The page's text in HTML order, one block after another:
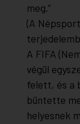
meg.”
(A
A FIFA
végül
felett, és a
büntette
helyesnek